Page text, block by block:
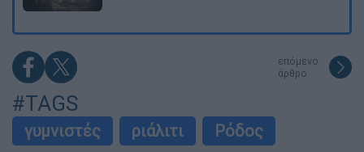
επόμενο
άρθρο
#TAGS
γυμνιστές ριάλιτι Ρόδος